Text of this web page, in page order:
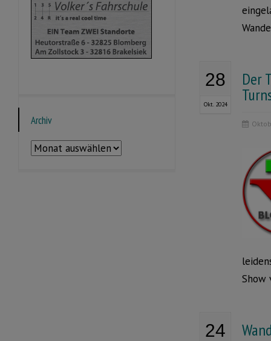
28
Okt. 2024
Der
Show
24
Archiv
Archiv